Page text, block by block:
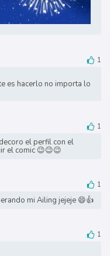
1
es hacerlo no importa lo
1
el perfil con el
el comic 😉😉😉
1
mi Ailing jejeje 😄👍
1